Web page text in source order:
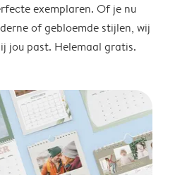
exemplaren. Of je nu
of gebloemde stijlen, wij
jou past. Helemaal gratis.